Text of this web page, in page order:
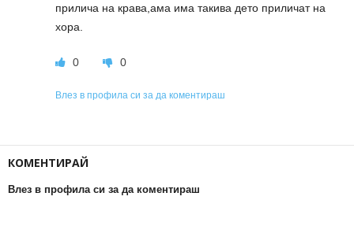
прилича на крава,ама има такива дето приличат на
хора.
0 0
Влез в профила си за да коментираш
КОМЕНТИРАЙ
Влез в профила си за да коментираш